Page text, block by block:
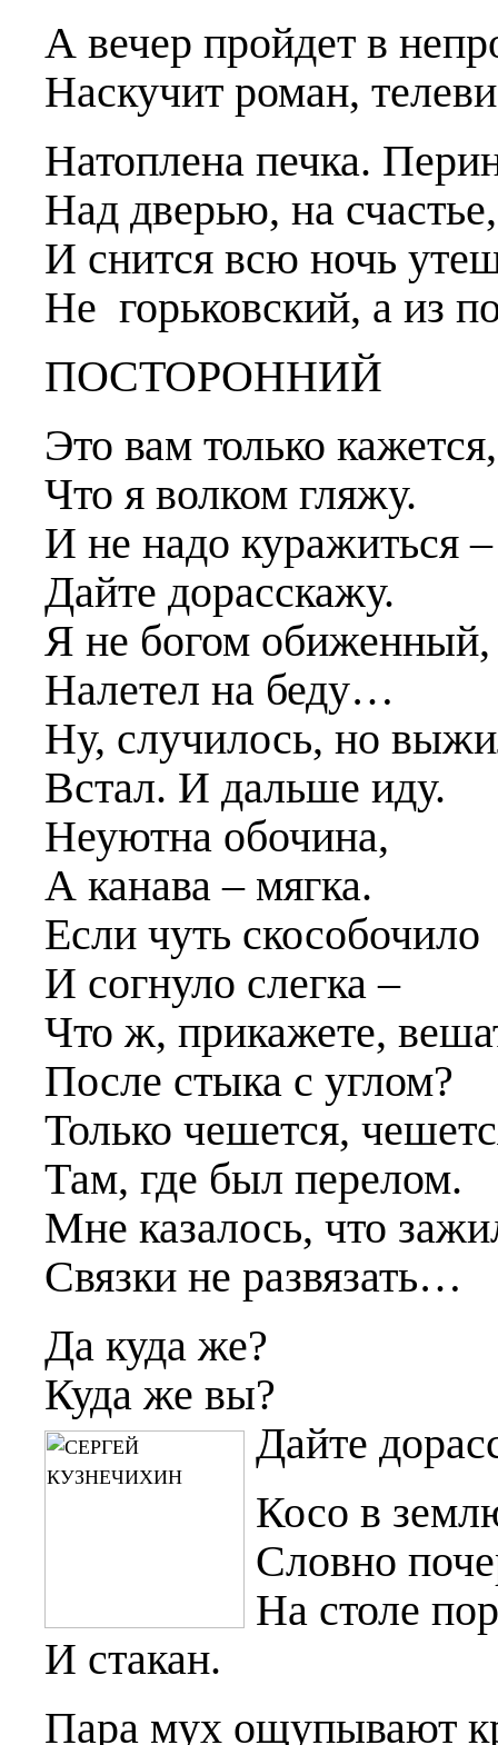
А вечер пройдет в
Наскучит роман,
Натоплена печка.
Над дверью, на
И снится всю ночь
Не горьковский, а из
ПОСТОРОННИЙ
Это вам только кажется,
Что я волком гляжу.
И не надо куражиться –
Дайте дорасскажу.
Я не богом обиженный,
Налетел на беду…
Ну, случилось, но
Встал. И дальше иду.
Неуютна обочина,
А канава – мягка.
Если чуть скособочило
И согнуло слегка –
Что ж, прикажете,
После стыка с углом?
Только чешется,
Там, где был перелом.
Мне казалось, что
Связки не развязать…
Да куда же?
Куда же вы?
Дайте
Косо в
Словно
На столе
И стакан.
Пара мух ощупывают